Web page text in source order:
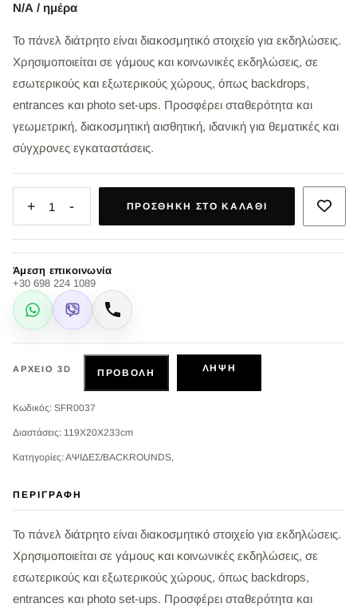
Ν/Α / ημέρα
Το πάνελ διάτρητο είναι διακοσμητικό στοιχείο για εκδηλώσεις.
Χρησιμοποιείται σε γάμους και κοινωνικές εκδηλώσεις, σε
εσωτερικούς και εξωτερικούς χώρους, όπως backdrops,
entrances και photo set-ups. Προσφέρει σταθερότητα και
γεωμετρική, διακοσμητική αισθητική, ιδανική για θεματικές και
σύγχρονες εγκαταστάσεις.
+ 1 - ΠΡΟΣΘΉΚΗ ΣΤΟ ΚΑΛΆΘΙ
Άμεση επικοινωνία
+30 698 224 1089
WhatsApp
Viber Κλήση
ΑΡΧΕΊΟ 3D ΠΡΟΒΟΛΉ ΛΉΨΗ
Κωδικός: SFR0037
Διαστάσεις: 119X20X233cm
Κατηγορίες: ΑΨΙΔΕΣ/BACKROUNDS,
ΠΕΡΙΓΡΑΦΉ
Το πάνελ διάτρητο είναι διακοσμητικό στοιχείο για εκδηλώσεις.
Χρησιμοποιείται σε γάμους και κοινωνικές εκδηλώσεις, σε
εσωτερικούς και εξωτερικούς χώρους, όπως backdrops,
entrances και photo set-ups. Προσφέρει σταθερότητα και